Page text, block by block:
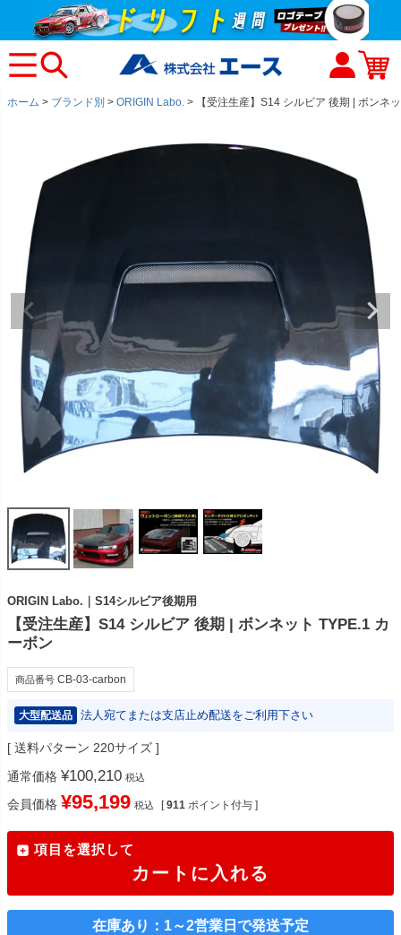
ホーム ブランド別 ORIGIN Labo. 【受注生産】S14 シルビア 後期 | ボンネ
ORIGIN Labo.｜S14シルビア後期用
【受注生産】S14 シルビア 後期 | ボンネット TYPE.1 カ
ーボン
商品番号 CB-03-carbon
大型配送品 法人宛てまたは支店止め配送をご利用下さい
送料パターン 220サイズ
通常価格 ¥100,210 税込
会員価格 ¥95,199 税込 [ 911 ポイント付与 ]
項目を選択して
カートに入れる
在庫あり：1～2営業日で発送予定